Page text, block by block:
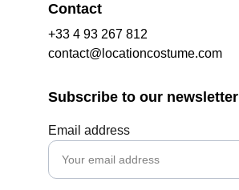
Contact
+33 4 93 267 812
contact@locationcostume.com
Subscribe to our newsletter
Email address